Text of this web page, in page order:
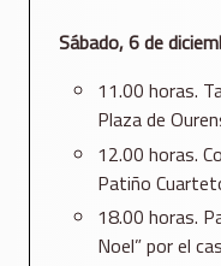
Sábado, 6 de
11.00 horas.
Plaza de
12.00 horas.
Patiño
18.00 horas.
Noel” por el